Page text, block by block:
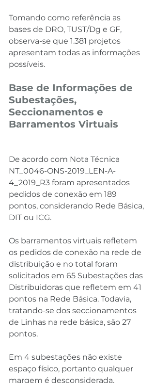
Tomando como referência as
bases de DRO, TUST/Dg e GF,
observa-se que 1.381 projetos
apresentam todas as informações
possíveis.
Base de Informações de
Subestações,
Seccionamentos e
Barramentos Virtuais
De acordo com Nota Técnica
NT_0046-ONS-2019_LEN-A-
4_2019_R3 foram apresentados
pedidos de conexão em 189
pontos, considerando Rede Básica,
DIT ou ICG.
Os barramentos virtuais refletem
os pedidos de conexão na rede de
distribuição e no total foram
solicitados em 65 Subestações das
Distribuidoras que refletem em 41
pontos na Rede Básica. Todavia,
tratando-se dos seccionamentos
de Linhas na rede básica, são 27
pontos.
Em 4 subestações não existe
espaço físico, portanto qualquer
margem é desconsiderada.